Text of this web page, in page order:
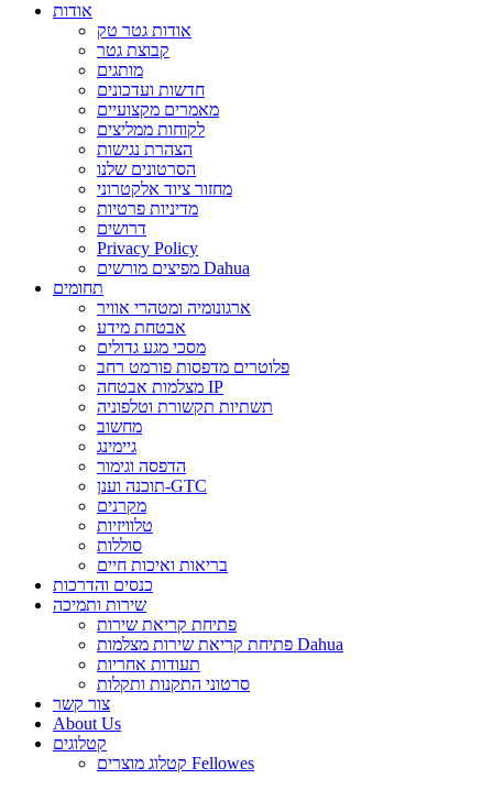
אודות
אודות גטר טק
קבוצת גטר
מותגים
חדשות ועדכונים
מאמרים מקצועיים
לקוחות ממליצים
הצהרת נגישות
הסרטונים שלנו
מחזור ציוד אלקטרוני
מדיניות פרטיות
דרושים
Privacy Policy
מפיצים מורשים Dahua
תחומים
ארגונומיה ומטהרי אוויר
אבטחת מידע
מסכי מגע גדולים
פלוטרים מדפסות פורמט רחב
מצלמות אבטחה IP
תשתיות תקשורת וטלפוניה
מחשוב
גיימינג
הדפסה וגימור
תוכנה וענן-GTC
מקרנים
טלוויזיות
סוללות
בריאות ואיכות חיים
כנסים והדרכות
שירות ותמיכה
פתיחת קריאת שירות
פתיחת קריאת שירות מצלמות Dahua
תעודות אחריות
סרטוני התקנות ותקלות
צור קשר
About Us
קטלוגים
קטלוג מוצרים Fellowes